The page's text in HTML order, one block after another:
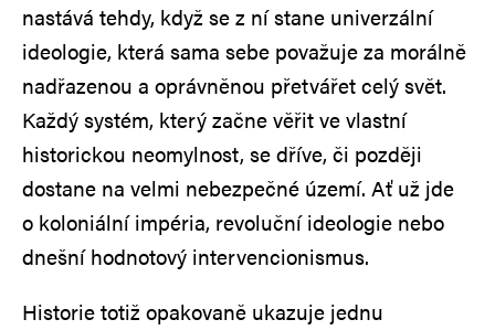
nastává tehdy, když se z ní stane univerzální
ideologie, která sama sebe považuje za morálně
nadřazenou a oprávněnou přetvářet celý svět.
Každý systém, který začne věřit ve vlastní
historickou neomylnost, se dříve, či později
dostane na velmi nebezpečné území. Ať už jde
o koloniální impéria, revoluční ideologie nebo
dnešní hodnotový intervencionismus.
Historie totiž opakovaně ukazuje jednu